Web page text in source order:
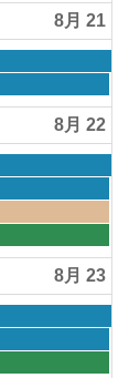
8月 21
8月 22
8月 23